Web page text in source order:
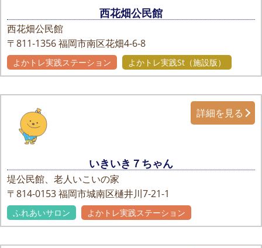
西花畑公民館
西花畑公民館
〒811-1356福岡市南区花畑4-6-8
よかトレ実践ステーション よかトレ実践St（施設版）
いきいき７ちゃん
堤公民館、老人いこいの家
〒814-0153福岡市城南区樋井川7-21-1
詳細を見る
ふれあいサロン よかトレ実践ステーション